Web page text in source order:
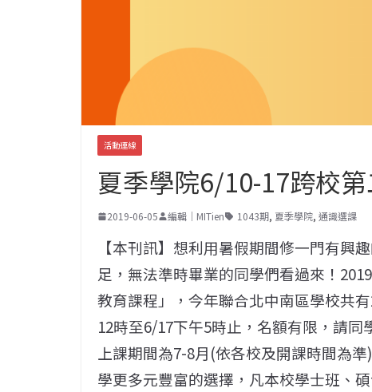
活動連線
夏季學院6/10-17跨校
2019-06-05 編輯｜MITien 1043期, 夏季學院, 通識選課
【本刊訊】想利用暑假期間修一門有興
足，無法準時畢業的同學們看過來！
教育課程」，今年聯合北中南區學校共
12時至6/17下午5時止，名額有限，請同
上課期間為7-8月(依各校及開課時間為
學更多元豐富的選擇，凡本校學士班、